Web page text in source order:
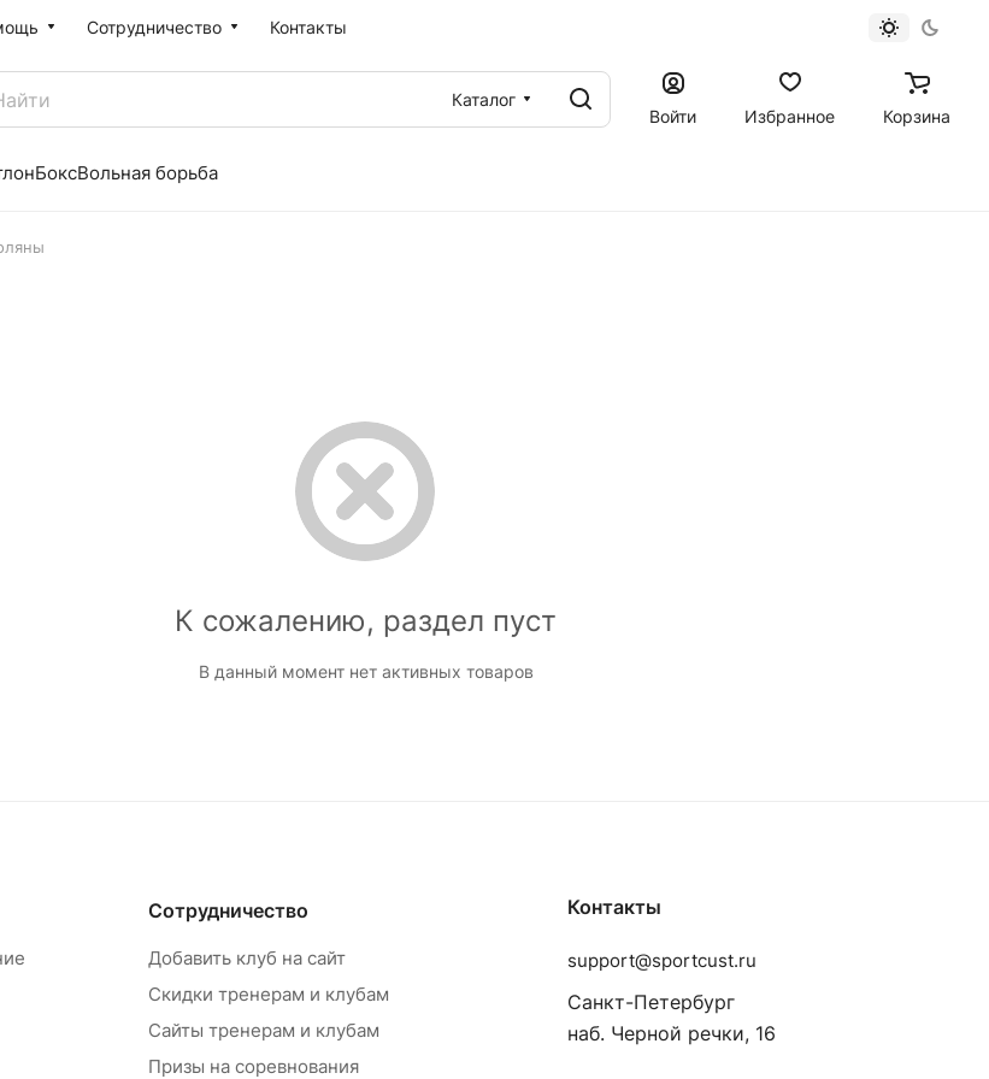
Сотрудничество Контакты
Каталог
Войти
Избранное Корзина
БоксВольная борьба
К сожалению, раздел пуст
В данный момент нет активных товаров
Сотрудничество
Добавить клуб на сайт
Скидки тренерам и клубам
Сайты тренерам и клубам
Призы на соревнования
Контакты
support@sportcust.ru
Санкт-Петербург
наб. Черной речки, 16